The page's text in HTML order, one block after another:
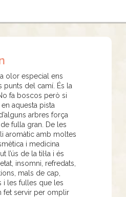
olor especial ens
punts del camí. És la
fa boscos però si
aquesta pista
arbres força
fulla gran. De les
aromàtic amb moltes
i medicina
l’ús de la til·la i és
insomni, refredats,
mals de cap,
i les fulles que les
fet servir per omplir